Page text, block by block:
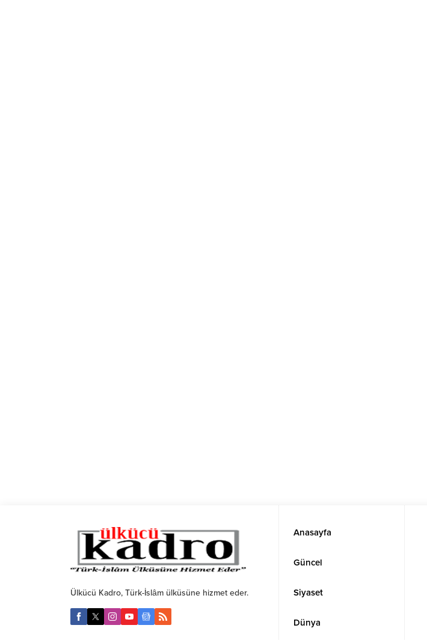
Ülkücü Kadro, Türk-İslâm ülküsüne hizmet eder.
Anasayfa
Güncel
Siyaset
Dünya